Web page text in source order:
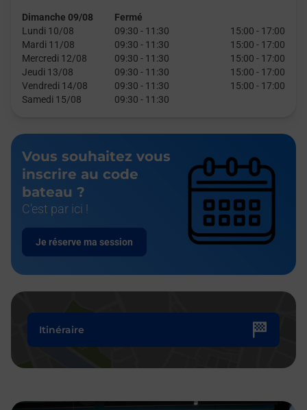
Dimanche 09/08
Fermé
Lundi 10/08
09:30 - 11:30 15:00 - 17:00
Mardi 11/08
09:30 - 11:30 15:00 - 17:00
Mercredi 12/08
09:30 - 11:30 15:00 - 17:00
Jeudi 13/08
09:30 - 11:30 15:00 - 17:00
Vendredi 14/08
09:30 - 11:30 15:00 - 17:00
Samedi 15/08
09:30 - 11:30
Vous souhaitez vous
inscrire au code
bateau ?
C'est par ici !
Je réserve ma session
Itinéraire